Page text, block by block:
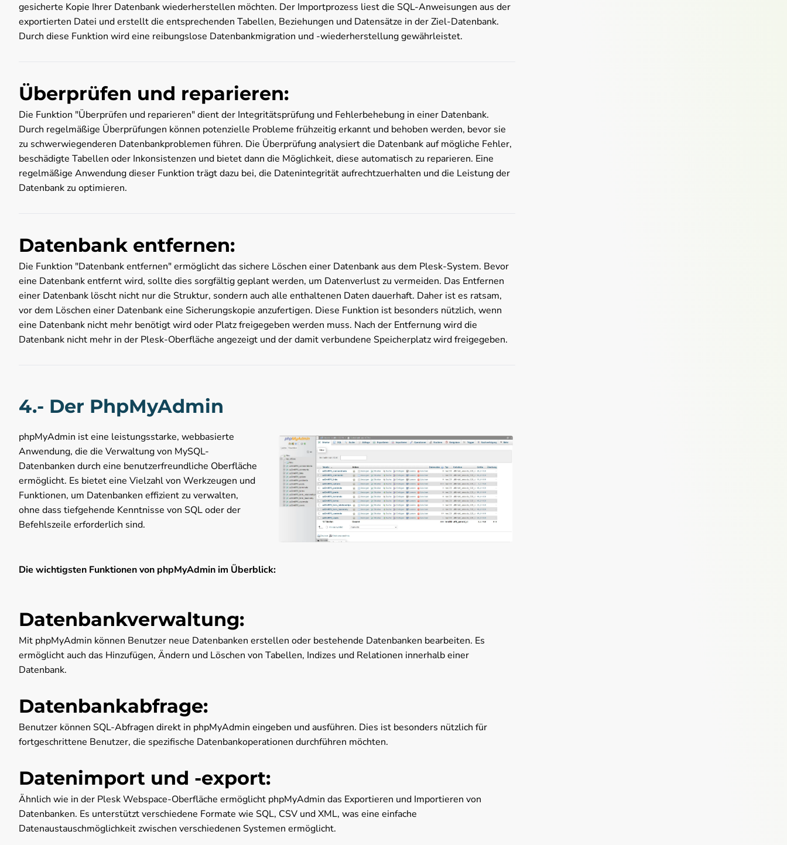
gesicherte Kopie Ihrer Datenbank wiederherstellen möchten. Der Importprozess liest die SQL-Anweisungen aus der
exportierten Datei und erstellt die entsprechenden Tabellen, Beziehungen und Datensätze in der Ziel-Datenbank.
Durch diese Funktion wird eine reibungslose Datenbankmigration und -wiederherstellung gewährleistet.
Überprüfen und reparieren:
Die Funktion "Überprüfen und reparieren" dient der Integritätsprüfung und Fehlerbehebung in einer Datenbank.
Durch regelmäßige Überprüfungen können potenzielle Probleme frühzeitig erkannt und behoben werden, bevor sie
zu schwerwiegenderen Datenbankproblemen führen. Die Überprüfung analysiert die Datenbank auf mögliche Fehler,
beschädigte Tabellen oder Inkonsistenzen und bietet dann die Möglichkeit, diese automatisch zu reparieren. Eine
regelmäßige Anwendung dieser Funktion trägt dazu bei, die Datenintegrität aufrechtzuerhalten und die Leistung der
Datenbank zu optimieren.
Datenbank entfernen:
Die Funktion "Datenbank entfernen" ermöglicht das sichere Löschen einer Datenbank aus dem Plesk-System. Bevor
eine Datenbank entfernt wird, sollte dies sorgfältig geplant werden, um Datenverlust zu vermeiden. Das Entfernen
einer Datenbank löscht nicht nur die Struktur, sondern auch alle enthaltenen Daten dauerhaft. Daher ist es ratsam,
vor dem Löschen einer Datenbank eine Sicherungskopie anzufertigen. Diese Funktion ist besonders nützlich, wenn
eine Datenbank nicht mehr benötigt wird oder Platz freigegeben werden muss. Nach der Entfernung wird die
Datenbank nicht mehr in der Plesk-Oberfläche angezeigt und der damit verbundene Speicherplatz wird freigegeben.
4.- Der PhpMyAdmin
phpMyAdmin ist eine leistungsstarke, webbasierte
Anwendung, die die Verwaltung von MySQL-
Datenbanken durch eine benutzerfreundliche Oberfläche
ermöglicht. Es bietet eine Vielzahl von Werkzeugen und
Funktionen, um Datenbanken effizient zu verwalten,
ohne dass tiefgehende Kenntnisse von SQL oder der
Befehlszeile erforderlich sind.
Die wichtigsten Funktionen von phpMyAdmin im Überblick:
Datenbankverwaltung:
Mit phpMyAdmin können Benutzer neue Datenbanken erstellen oder bestehende Datenbanken bearbeiten. Es
ermöglicht auch das Hinzufügen, Ändern und Löschen von Tabellen, Indizes und Relationen innerhalb einer
Datenbank.
Datenbankabfrage:
Benutzer können SQL-Abfragen direkt in phpMyAdmin eingeben und ausführen. Dies ist besonders nützlich für
fortgeschrittene Benutzer, die spezifische Datenbankoperationen durchführen möchten.
Datenimport und -export:
Ähnlich wie in der Plesk Webspace-Oberfläche ermöglicht phpMyAdmin das Exportieren und Importieren von
Datenbanken. Es unterstützt verschiedene Formate wie SQL, CSV und XML, was eine einfache
Datenaustauschmöglichkeit zwischen verschiedenen Systemen ermöglicht.